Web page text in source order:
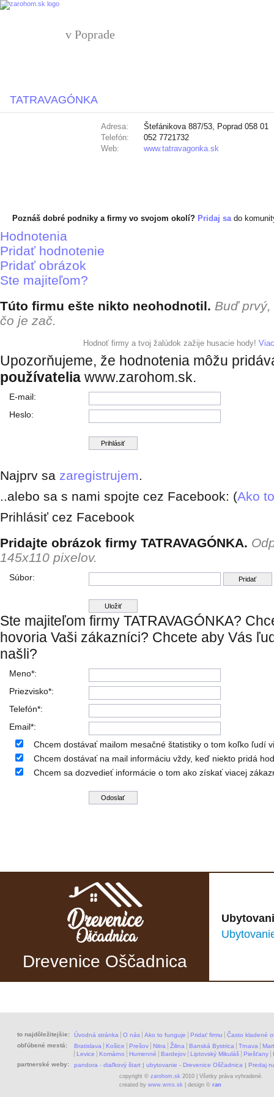
v Poprade
TATRAVAGÓNKA
Adresa:
Štefánikova 887/53, Poprad 058 01
Telefón:
052 7721732
Web:
www.tatravagonka.sk
Poznáš dobré podniky a firmy vo svojom okolí? Pridaj sado
Hodnotenia
Pridať hodnotenie
Pridať obrázok
Ste majiteľom?
Túto firmu ešte nikto neohodnotil. Buď
čo je zač.
Hodnoť firmy a tvoj žalúdok zažije husacie hody! Viac
Upozorňujeme, že hodnotenia môžu
používatelia www.zarohom.sk.
E-mail:
Heslo:
Najprv sa zaregistrujem.
..alebo sa s nami spojte cez Facebook: (Ako
Prihlásiť cez Facebook
Pridajte obrázok firmy TATRAVAGÓNKA.
145x110 pixelov.
Súbor:
Ste majiteľom firmy TATRAVAGÓNKA?
hovoria Vaši zákazníci? Chcete aby Vás
našli?
Meno*:
Priezvisko*:
Telefón*:
Email*:
Chcem dostávať mailom mesačné štatistiky o tom koľko ľudí
Chcem dostávať na mail informáciu vždy, keď niekto pridá
Chcem sa dozvedieť informácie o tom ako získať viacej
Drevenice Oščadnica
to najdôležitejšie: Úvodná stránka O nás Ako to funguje Pridať firmu
Často kladené
obľúbené mestá:
Bratislava Košice Prešov Nitra Žilina Banská Bystrica Trnava
Levice
Komárno Humenné Bardejov Liptovský Mikuláš Piešťany
partnerské weby:
pandora - diaľkový štart | ubytovanie - Drevenice Oščadnica | Predaj
copyright © zarohom.sk 2010 | Všetky práva vyhradené.
created by www.wms.sk | design © ran